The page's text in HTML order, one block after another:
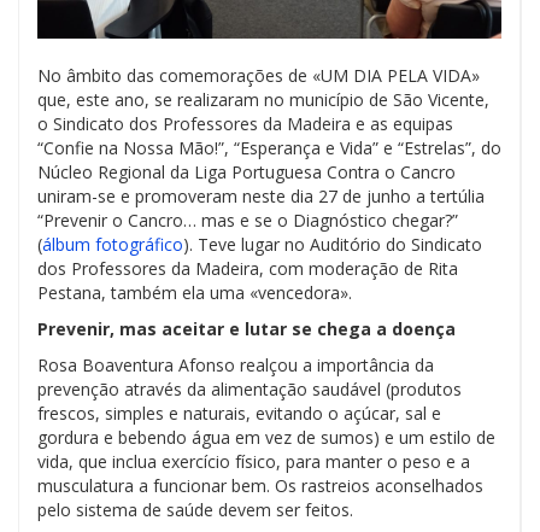
No âmbito das comemorações de «UM DIA PELA VIDA»
que, este ano, se realizaram no município de São Vicente,
o Sindicato dos Professores da Madeira e as equipas
“Confie na Nossa Mão!”, “Esperança e Vida” e “Estrelas”, do
Núcleo Regional da Liga Portuguesa Contra o Cancro
uniram-se e promoveram neste dia 27 de junho a tertúlia
“Prevenir o Cancro… mas e se o Diagnóstico chegar?”
(álbum fotográfico). Teve lugar no Auditório do Sindicato
dos Professores da Madeira, com moderação de Rita
Pestana, também ela uma «vencedora».
Prevenir, mas aceitar e lutar se chega a doença
Rosa Boaventura Afonso realçou a importância da
prevenção através da alimentação saudável (produtos
frescos, simples e naturais, evitando o açúcar, sal e
gordura e bebendo água em vez de sumos) e um estilo de
vida, que inclua exercício físico, para manter o peso e a
musculatura a funcionar bem. Os rastreios aconselhados
pelo sistema de saúde devem ser feitos.